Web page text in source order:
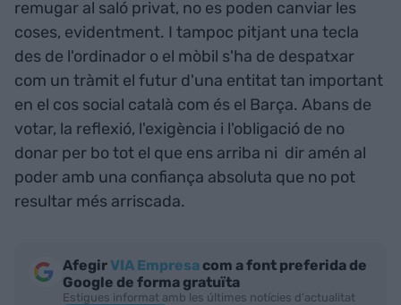
remugar al saló privat, no es poden canviar les
coses, evidentment. I tampoc pitjant una tecla
des de l'ordinador o el mòbil s'ha de despatxar
com un tràmit el futur d'una entitat tan important
en el cos social català com és el Barça. Abans de
votar, la reflexió, l'exigència i l'obligació de no
donar per bo tot el que ens arriba ni dir amén al
poder amb una confiança absoluta que no pot
resultar més arriscada.
AfegirVIA Empresa com a font preferida de
Google de forma gratuïta
Estigues informat amb les últimes notícies d'actualitat